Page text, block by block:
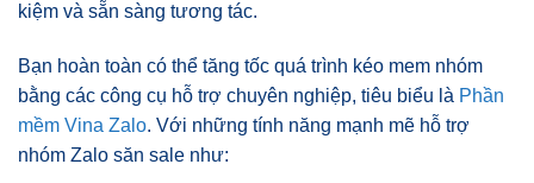
kiệm và sẵn sàng tương tác.
Bạn hoàn toàn có thể tăng tốc quá trình kéo mem nhóm
bằng các công cụ hỗ trợ chuyên nghiệp, tiêu biểu là Phần
mềm Vina Zalo. Với những tính năng mạnh mẽ hỗ trợ
nhóm Zalo săn sale như: